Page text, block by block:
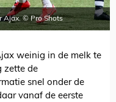
Ajax. © Pro Shots
weinig in de melk te
zette de
snel onder de
vanaf de eerste